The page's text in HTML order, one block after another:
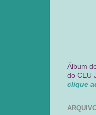
Álbum
do CEU
clique